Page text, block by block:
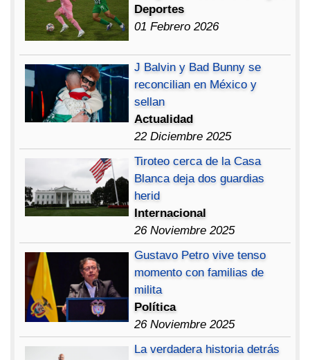
Deportes
01 Febrero 2026
J Balvin y Bad Bunny se
reconcilian en México y
sellan
Actualidad
22 Diciembre 2025
Tiroteo cerca de la Casa
Blanca deja dos guardias
herid
Internacional
26 Noviembre 2025
Gustavo Petro vive tenso
momento con familias de
milita
Política
26 Noviembre 2025
La verdadera historia detrás